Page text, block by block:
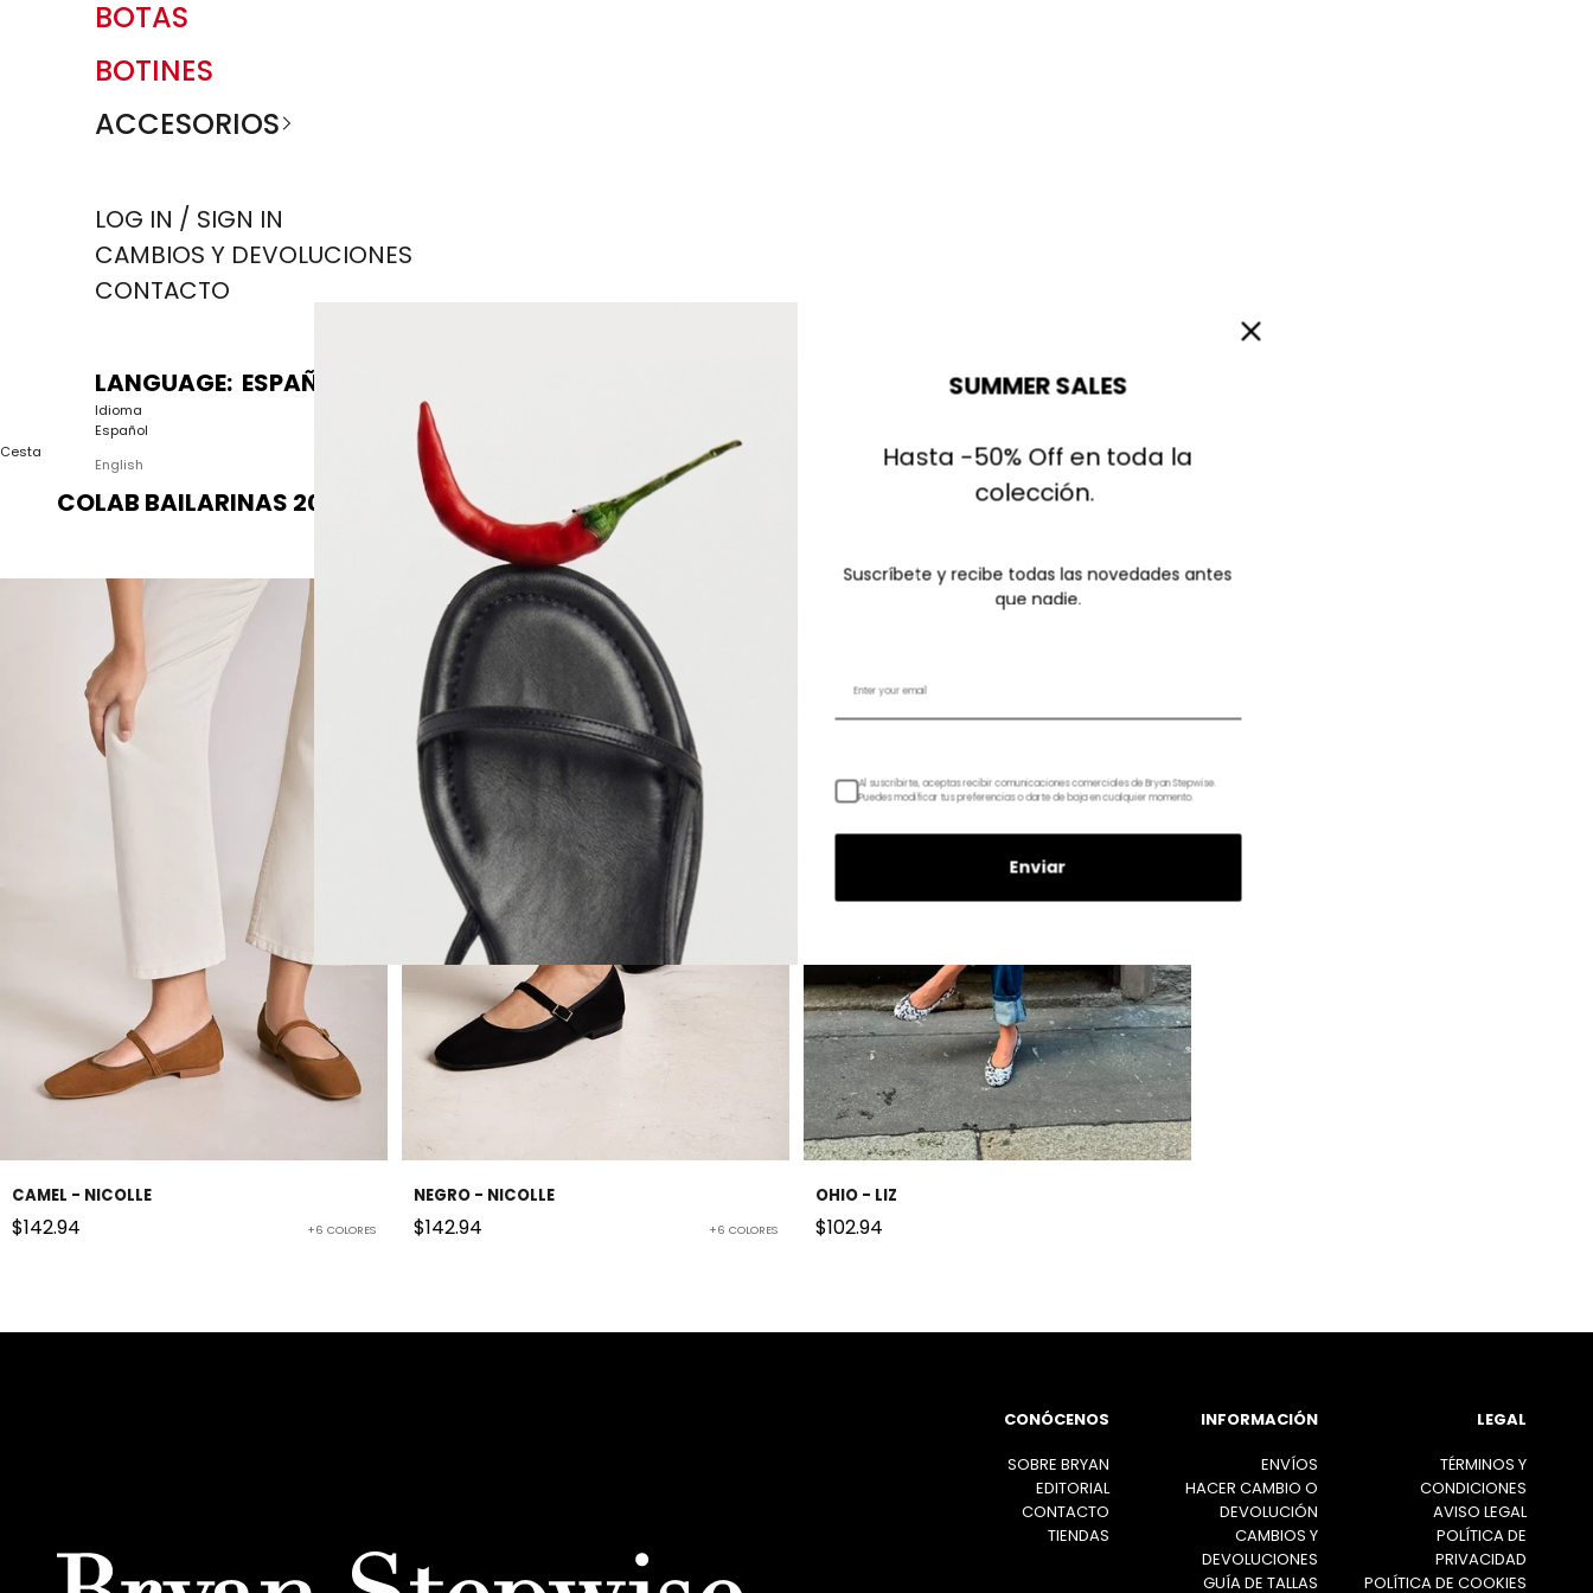
BOTAS
BOTINES
ACCESORIOS
LOG IN / SIGN IN
CAMBIOS Y DEVOLUCIONES
CONTACTO
LANGUAGE: ESPAÑOL
Idioma
Español
English
Cesta
COLAB BAILARINAS 2024
CAMEL - NICOLLE
Precio de oferta
$142.94 +6 COLORES
NEGRO - NICOLLE
Precio de oferta
$142.94 +6 COLORES
OHIO - LIZ
Precio de oferta
$102.94
CONÓCENOS
SOBRE BRYAN
EDITORIAL
CONTACTO
TIENDAS
INFORMACIÓN
ENVÍOS
HACER CAMBIO O
DEVOLUCIÓN
CAMBIOS Y
DEVOLUCIONES
GUÍA DE TALLAS
LEGAL
TÉRMINOS Y
CONDICIONES
AVISO LEGAL
POLÍTICA DE
PRIVACIDAD
POLÍTICA DE COOKIES
SUMMER SALES
Hasta -50% Off en toda la
colección.
Suscríbete y recibe todas las novedades antes
que nadie.
Al suscribirte, aceptas recibir comunicaciones comerciales de Bryan Stepwise.
Puedes modificar tus preferencias o darte de baja en cualquier momento.
Enviar